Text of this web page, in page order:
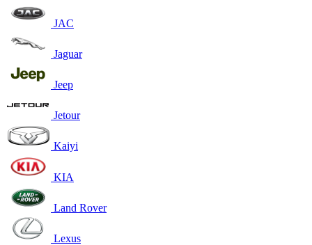
JAC
Jaguar
Jeep
Jetour
Kaiyi
KIA
Land Rover
Lexus